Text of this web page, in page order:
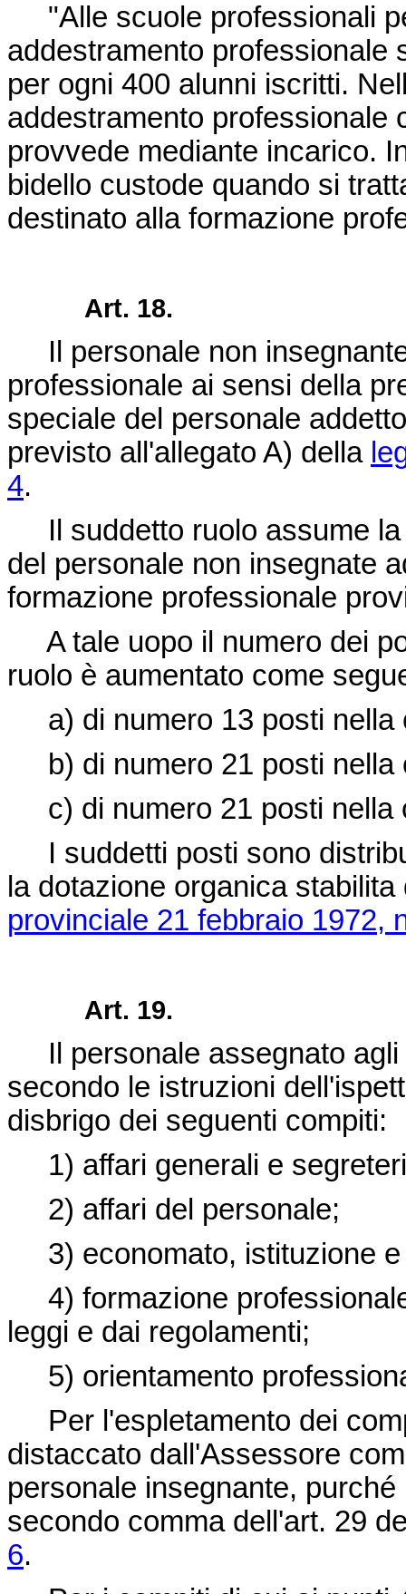
"Alle scuole professionali
addestramento professionale
per ogni 400 alunni iscritti.
addestramento professionale
provvede mediante incarico.
bidello custode quando si
destinato alla formazione
Art. 18.
Il personale non
professionale ai sensi della
speciale del personale
previsto all'allegato A) della
4.
Il suddetto ruolo assume la
del personale non insegnate
formazione professionale
A tale uopo il numero dei
ruolo è aumentato come
a) di numero 13 posti nella
b) di numero 21 posti nella
c) di numero 21 posti nella
I suddetti posti sono
la dotazione organica
provinciale 21 febbraio 1972,
Art. 19.
Il personale assegnato agli
secondo le istruzioni
disbrigo dei seguenti compiti:
1) affari generali e
2) affari del personale;
3) economato, istituzione e
4) formazione
leggi e dai regolamenti;
5) orientamento
Per l'espletamento dei
distaccato dall'Assessore
personale insegnante,
secondo comma dell'art. 29
6.